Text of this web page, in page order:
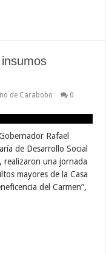
de Carabobo
0
Rafael
de Desarrollo Social
realizaron una jornada
mayores de la Casa
del Carmen”,